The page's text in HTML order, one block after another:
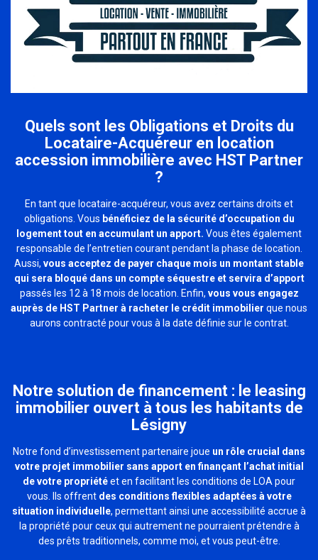
Quels sont les Obligations et Droits du
Locataire-Acquéreur en location
accession immobilière avec HST Partner
?
En tant que locataire-acquéreur, vous avez certains droits et
obligations. Vous bénéficiez de la sécurité d’occupation du
logement tout en accumulant un apport. Vous êtes également
responsable de l’entretien courant pendant la phase de location.
Aussi, vous acceptez de payer chaque mois un montant stable
qui sera bloqué dans un compte séquestre et servira d’apport
passés les 12 à 18 mois de location. Enfin, vous vous engagez
auprès de HST Partner à racheter le crédit immobilier que nous
aurons contracté pour vous à la date définie sur le contrat.
Notre solution de financement : le leasing
immobilier ouvert à tous les habitants de
Lésigny
Notre fond d’investissement partenaire joue un rôle crucial dans
votre projet immobilier sans apport en finançant l’achat initial
de votre propriétéet en facilitant les conditions de LOA pour
vous. Ils offrent des conditions flexibles adaptées à votre
situation individuelle, permettant ainsi une accessibilité accrue à
la propriété pour ceux qui autrement ne pourraient prétendre à
des prêts traditionnels, comme moi, et vous peut-être.